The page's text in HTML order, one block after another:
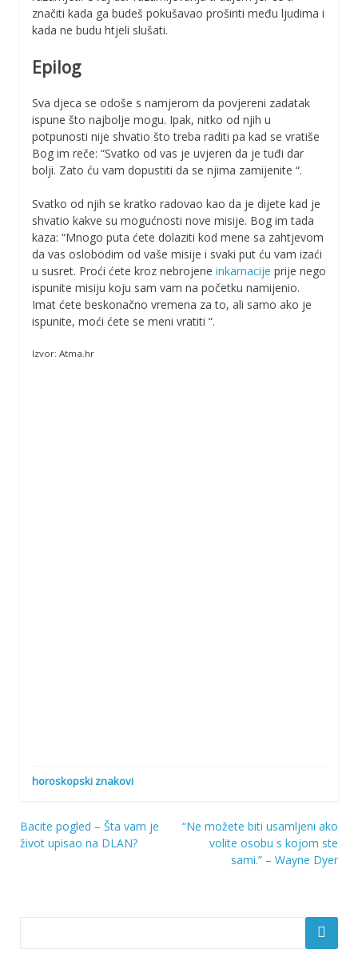
značiti kada ga budeš pokušavao proširiti među ljudima i
kada ne budu htjeli slušati.
Epilog
Sva djeca se odoše s namjerom da povjereni zadatak
ispune što najbolje mogu. Ipak, nitko od njih u
potpunosti nije shvatio što treba raditi pa kad se vratiše
Bog im reče: “Svatko od vas je uvjeren da je tuđi dar
bolji. Zato ću vam dopustiti da se njima zamijenite “.
Svatko od njih se kratko radovao kao da je dijete kad je
shvatio kakve su mogućnosti nove misije. Bog im tada
kaza: “Mnogo puta ćete dolaziti kod mene sa zahtjevom
da vas oslobodim od vaše misije i svaki put ću vam izaći
u susret. Proći ćete kroz nebrojene inkarnacije prije nego
ispunite misiju koju sam vam na početku namijenio.
Imat ćete beskonačno vremena za to, ali samo ako je
ispunite, moći ćete se meni vratiti “.
Izvor: Atma.hr
horoskopski znakovi
Navigacija
Bacite pogled – Šta vam je
život upisao na DLAN?
“Ne možete biti usamljeni ako
volite osobu s kojom ste
sami.” – Wayne Dyer